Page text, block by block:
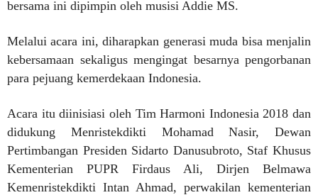
bersama ini dipimpin oleh musisi Addie MS.
Melalui acara ini, diharapkan generasi muda bisa menjalin
kebersamaan sekaligus mengingat besarnya pengorbanan
para pejuang kemerdekaan Indonesia.
Acara itu diinisiasi oleh Tim Harmoni Indonesia 2018 dan
didukung Menristekdikti Mohamad Nasir, Dewan
Pertimbangan Presiden Sidarto Danusubroto, Staf Khusus
Kementerian PUPR Firdaus Ali, Dirjen Belmawa
Kemenristekdikti Intan Ahmad, perwakilan kementerian